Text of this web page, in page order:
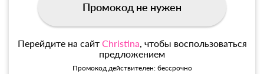
Промокод не нужен
Перейдите на сайт Christina, чтобы воспользоваться
предложением
Промокод действителен: бессрочно